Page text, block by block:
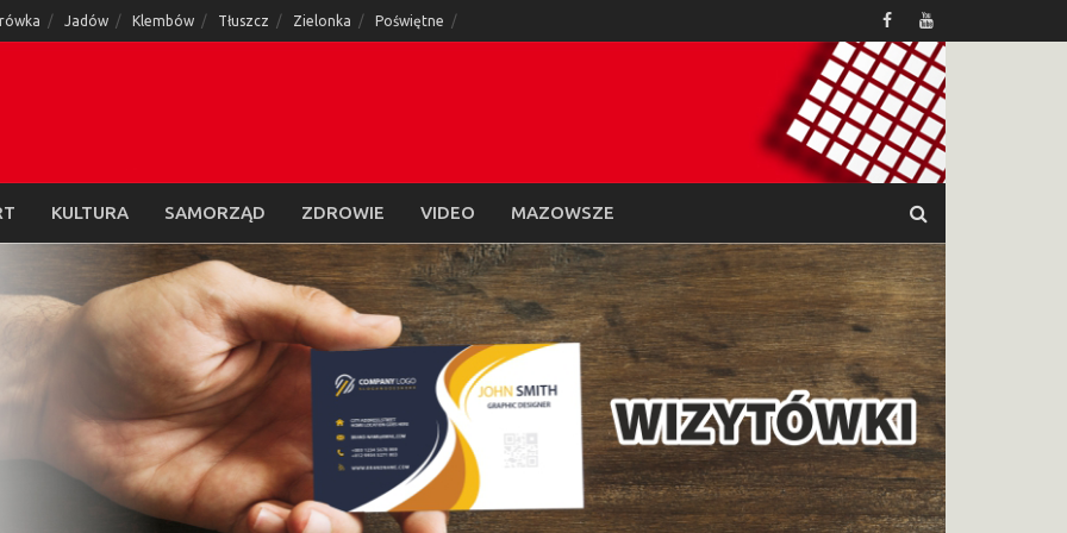
Jadów Klembów Tłuszcz Zielonka Poświętne
KULTURA SAMORZĄD ZDROWIE VIDEO MAZOWSZE